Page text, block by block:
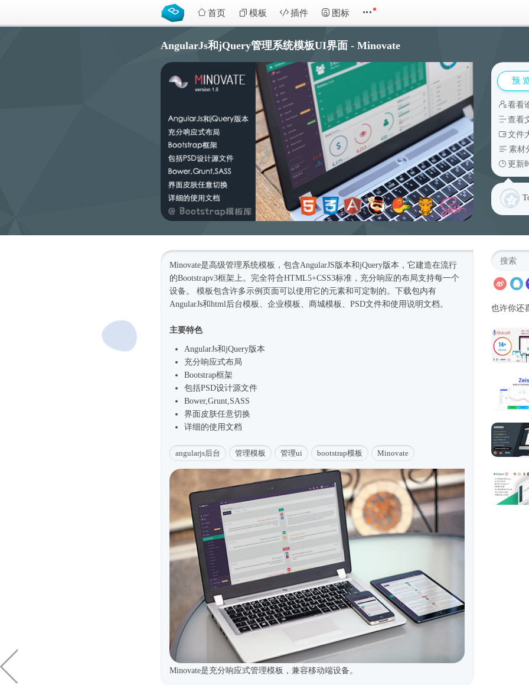
首页 模板 插件 图标
AngularJs和jQuery管理系统模板UI界面 - Minovate
预
看看
查看
文件
素材
更新
Minovate是高级管理系统模板，包含AngularJS版本和jQuery版本，它建造在流行
的Bootstrapv3框架上。完全符合HTML5+CSS3标准，充分响应的布局支持每一个
设备。 模板包含许多示例页面可以使用它的元素和可定制的。下载包内有
AngularJs和html后台模板 、企业模板 、商城模板、PSD文件和使用说明文档。
主要特色
AngularJs和jQuery版本
充分响应式布局
Bootstrap框架
包括PSD设计源文件
Bower,Grunt,SASS
界面皮肤任意切换
详细的使用文档
angularjs后台 管理模板 管理ui bootstrap模板 Minovate
Minovate是充分响应式管理模板，兼容移动端设备。
也许你还